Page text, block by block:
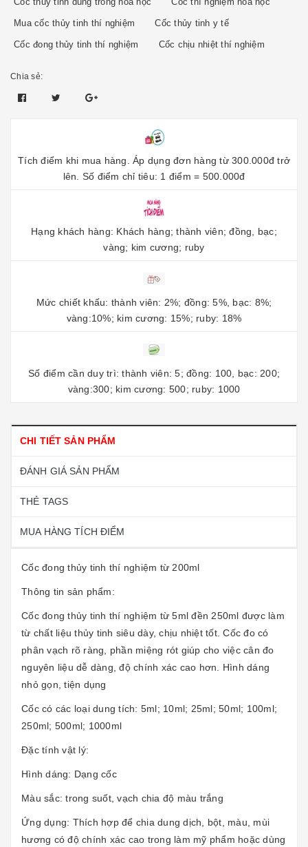
Mua cốc thủy tinh thí nghiệm Cốc thủy tinh y tế
Cốc đong thủy tinh thí nghiệm Cốc chịu nhiệt thí nghiệm
Chia sẻ:
Tích điểm khi mua hàng. Áp dụng đơn hàng từ 300.000đ trở
lên. Số điểm chỉ tiêu: 1 điểm = 500.000đ
Hạng khách hàng: Khách hàng; thành viên; đồng, bạc;
vàng; kim cương; ruby
Mức chiết khấu: thành viên: 2%; đồng: 5%, bạc: 8%;
vàng:10%; kim cương: 15%; ruby: 18%
Số điểm cần duy trì: thành viên: 5; đồng: 100, bạc: 200;
vàng:300; kim cương: 500; ruby: 1000
CHI TIẾT SẢN PHẨM
ĐÁNH GIÁ SẢN PHẨM
THẺ TAGS
MUA HÀNG TÍCH ĐIỂM
Cốc đong thủy tinh thí nghiệm từ 200ml
Thông tin sản phẩm:
Cốc đong thủy tinh thí nghiệm từ 5ml đền 250ml được làm
từ chất liệu thủy tinh siêu dày, chịu nhiệt tốt. Cốc đo có
phân vạch rõ ràng, phần miệng rót giúp cho việc cân đo
nguyên liệu dễ dàng, độ chính xác cao hơn. Hình dáng
nhỏ gọn, tiện dụng
Cốc có các loại dung tích: 5ml; 10ml; 25ml; 50ml; 100ml;
250ml; 500ml; 1000ml
Đặc tính vật lý:
Hình dáng: Dạng cốc
Màu sắc: trong suốt, vạch chia độ màu trắng
Ứng dụng: Thích hợp để chia dung dịch, bột, màu, mùi
hương có độ chính xác cao trong làm mỹ phẩm hoặc dùng